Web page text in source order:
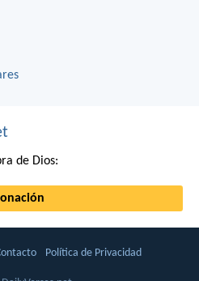
de Dios:
Política de Privacidad